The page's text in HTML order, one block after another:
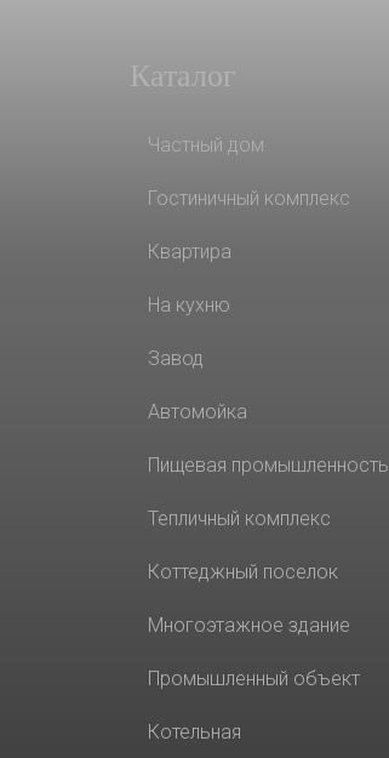
Каталог
Частный дом
Гостиничный комплекс
Квартира
На кухню
Завод
Автомойка
Пищевая промышленность
Тепличный комплекс
Коттеджный поселок
Многоэтажное здание
Промышленный объект
Котельная